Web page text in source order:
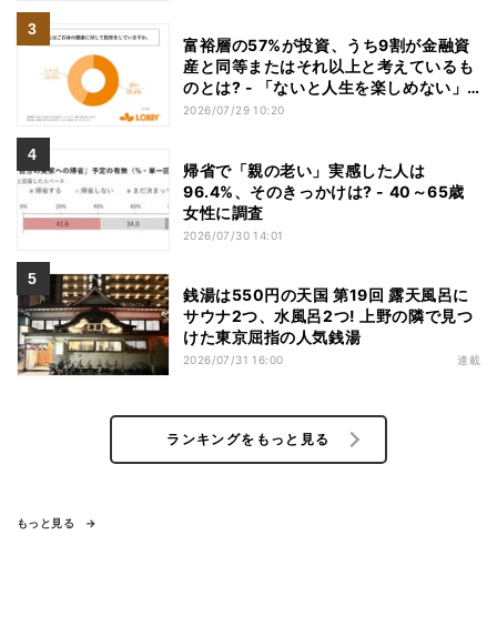
富裕層の57%が投資、うち9割が金融資
産と同等またはそれ以上と考えているも
のとは? - 「ないと人生を楽しめない」
「人生の幸福度に直結する」「一度失え
2026/07/29 10:20
帰省で「親の老い」実感した人は
96.4%、そのきっかけは? - 40～65歳
女性に調査
2026/07/30 14:01
銭湯は550円の天国 第19回 露天風呂に
サウナ2つ、水風呂2つ! 上野の隣で見つ
けた東京屈指の人気銭湯
2026/07/31 16:00 連載
ランキングをもっと見る
もっと見る